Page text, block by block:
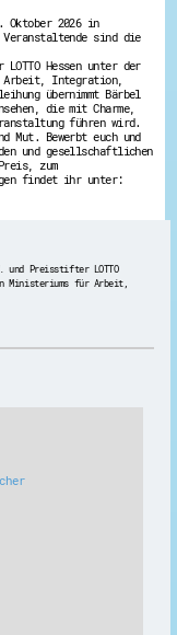
Oktober 2026 in
sind die
Hessen unter der
Arbeit, Integration,
übernimmt Bärbel
die mit Charme,
führen wird.
Mut. Bewerbt euch und
und gesellschaftlichen
zum
findet ihr unter:
und Preisstifter LOTTO
Ministeriums für Arbeit,